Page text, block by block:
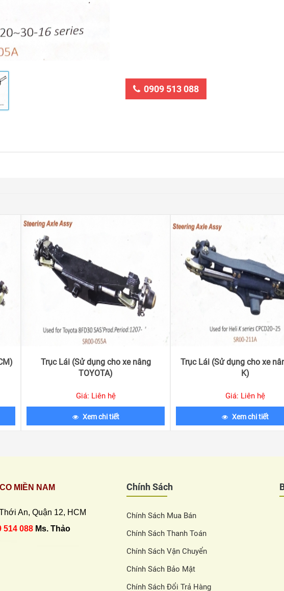
0909 513 088
Trục Lái (Sử dụng cho xe nâng
TOYOTA)
Giá: Liên hệ
Xem chi tiết
Trục Lái (Sử dụng cho xe
K)
Giá: Liên hệ
Xem chi tiết
MIỀN NAM
An, Quận 12, HCM
514 088 Ms. Thảo
Chính Sách
Chính Sách Mua Bán
Chính Sách Thanh Toán
Chính Sách Vận Chuyển
Chính Sách Bảo Mật
Chính Sách Đổi Trả Hàng